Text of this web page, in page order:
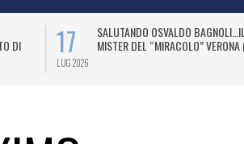
DI
17
LUG 2026
SALUTANDO OSVALDO BAGNOLI…IL
MISTER DEL “MIRACOLO”